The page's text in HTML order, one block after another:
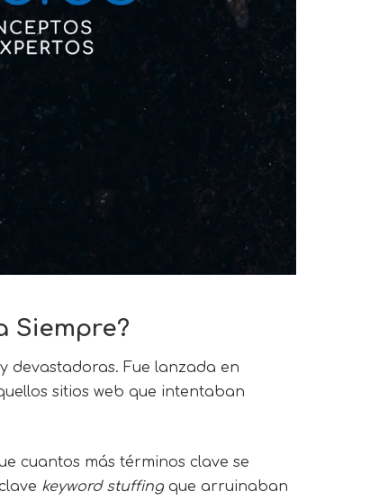
Siempre?
devastadoras. Fue lanzada en
sitios web que intentaban
cuantos más términos clave se
keyword stuffing que arruinaban